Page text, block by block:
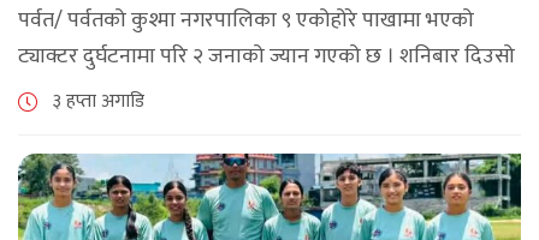
पर्वत/ पर्वतको कुश्मा नगरपालिका ९ एकोहोरे पाखामा भएको
ट्याक्टर दुर्घटनामा परि २ जनाको ज्यान गएको छ । शनिबार दिउसो
दोबिल्ला देखि फलेवास तर्फ जाँदै गरेको ध १ त ७२७३ नम्मरको [...]
३ हप्ता अगाडि